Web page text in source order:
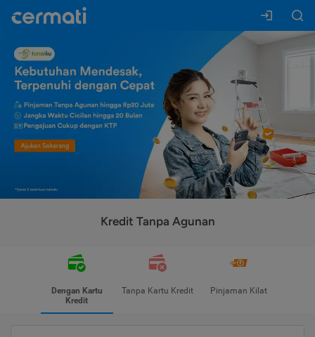
Kredit Tanpa Agunan
Dengan Kartu
Kredit
Tanpa Kartu Kredit Pinjaman Kilat